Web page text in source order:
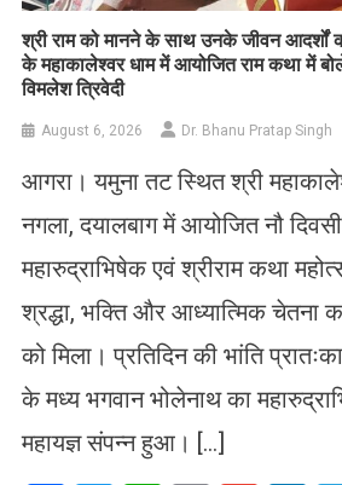
​श्री राम को मानने के साथ उनके जीवन आदर्शों
के महाकालेश्वर धाम में आयोजित राम कथा में
विमलेश त्रिवेदी
August 6, 2026 Dr. Bhanu Pratap Singh
आगरा। यमुना तट स्थित श्री
नगला, दयालबाग में आयोजित नौ
महारुद्राभिषेक एवं श्रीराम कथा
श्रद्धा, भक्ति और आध्यात्मिक
को मिला। प्रतिदिन की भांति
के मध्य भगवान भोलेनाथ का
महायज्ञ संपन्न हुआ। […]